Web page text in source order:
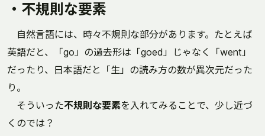
・不規則な要素
自然言語には、時々不規則な部分があります。たとえば
英語だと、「go」の過去形は「goed」じゃなく「went」
だったり、日本語だと「生」の読み方の数が異次元だった
り。
そういった不規則な要素を入れてみることで、少し近づ
くのでは？